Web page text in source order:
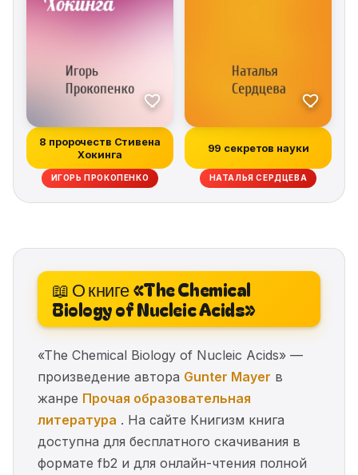
8 пророчеств Стивена
Хокинга
ИГОРЬ ПРОКОПЕНКО
99 секретов науки
НАТАЛЬЯ СЕРДЦЕВА
📖 О книге «The Chemical
Biology of Nucleic Acids»
«The Chemical Biology of Nucleic Acids» —
произведение автора Gunter Mayer в
жанре Прочая образовательная
литература . На сайте Книгизм книга
доступна для бесплатного скачивания в
формате fb2 и для онлайн-чтения полной